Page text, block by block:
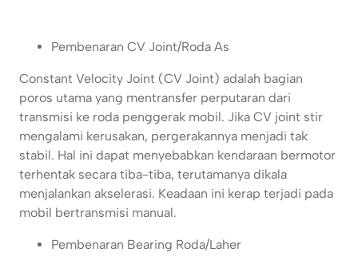
Pembenaran CV Joint/Roda As
Constant Velocity Joint (CV Joint) adalah bagian
poros utama yang mentransfer perputaran dari
transmisi ke roda penggerak mobil. Jika CV joint stir
mengalami kerusakan, pergerakannya menjadi tak
stabil. Hal ini dapat menyebabkan kendaraan bermotor
terhentak secara tiba-tiba, terutamanya dikala
menjalankan akselerasi. Keadaan ini kerap terjadi pada
mobil bertransmisi manual.
Pembenaran Bearing Roda/Laher